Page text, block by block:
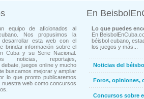
equipo de aficionados al
Nos propusimos la
esta web con el
brindar información sobre el
Cuba y su Serie Nacional.
noticias, reportajes,
juegos online y mucho
buscamos mejorar y ampliar
lo que pronto publicaremos
web como concursos
En
Lo que puedes
En
béisbol cubano,
los juegos y más...
Noticias del
Foros, opiniones,
Concursos sobre